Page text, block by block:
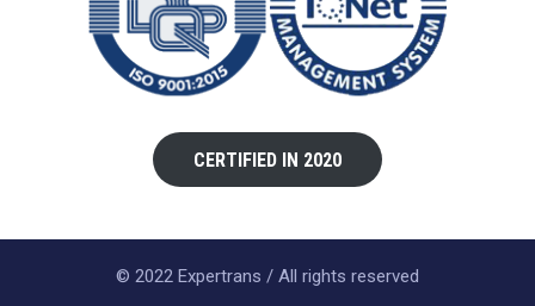
CERTIFIED IN 2020
© 2022 Expertrans / All rights reserved